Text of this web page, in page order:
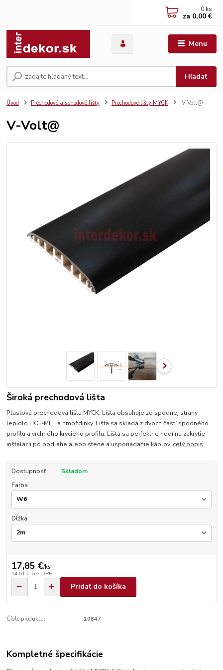
Menu
Hľadať
0 ks
za 0,00 €
Úvod Prechodové a schodové lišty Prechodové lišty MYCK V-Volt@
V-Volt@
Široká prechodová lišta
Plastová prechodová lišta MYCK. Lišta obsahuje zo spodnej strany
lepidlo HOT-MEL a hmoždinky. Lišta sa skladá z dvoch častí spodného
profilu a vrchného krycieho profilu. Lišta sa perfektne hodí na zakrytie
inštalácií po podlahe alebo stene a usporiadanie káblov. celý popis
Dostupnosť
Skladom
Farba
Dĺžka
17,85 €/ks
14,51 € bez DPH
Pridať do košíka
Číslo produktu: 10847
Kompletné špecifikácie